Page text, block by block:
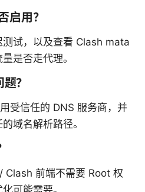
启用？
试，以及查看 Clash mata
是否走代理。
？
受信任的 DNS 服务商，并
域名解析路径。
Clash 前端不需要 Root 权